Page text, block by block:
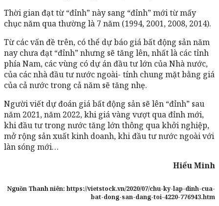
Thời gian đạt từ “đỉnh” này sang “đỉnh” mới từ mấy
chục năm qua thường là 7 năm (1994, 2001, 2008, 2014).
Từ các vấn đề trên, có thể dự báo giá bất động sản năm
nay chưa đạt “đỉnh” nhưng sẽ tăng lên, nhất là các tỉnh
phía Nam, các vùng có dự án đầu tư lớn của Nhà nước,
của các nhà đầu tư nước ngoài- tính chung mặt bằng giá
của cả nước trong cả năm sẽ tăng nhẹ.
Người viết dự đoán giá bất động sản sẽ lên “đỉnh” sau
năm 2021, năm 2022, khi giá vàng vượt qua đỉnh mới,
khi đầu tư trong nước tăng lớn thông qua khởi nghiệp,
mở rộng sản xuất kinh doanh, khi đầu tư nước ngoài với
làn sóng mới…
Hiểu Minh
Nguồn Thanh niên: https://vietstock.vn/2020/07/chu-ky-lap-dinh-cua-
bat-dong-san-dang-toi-4220-776943.htm